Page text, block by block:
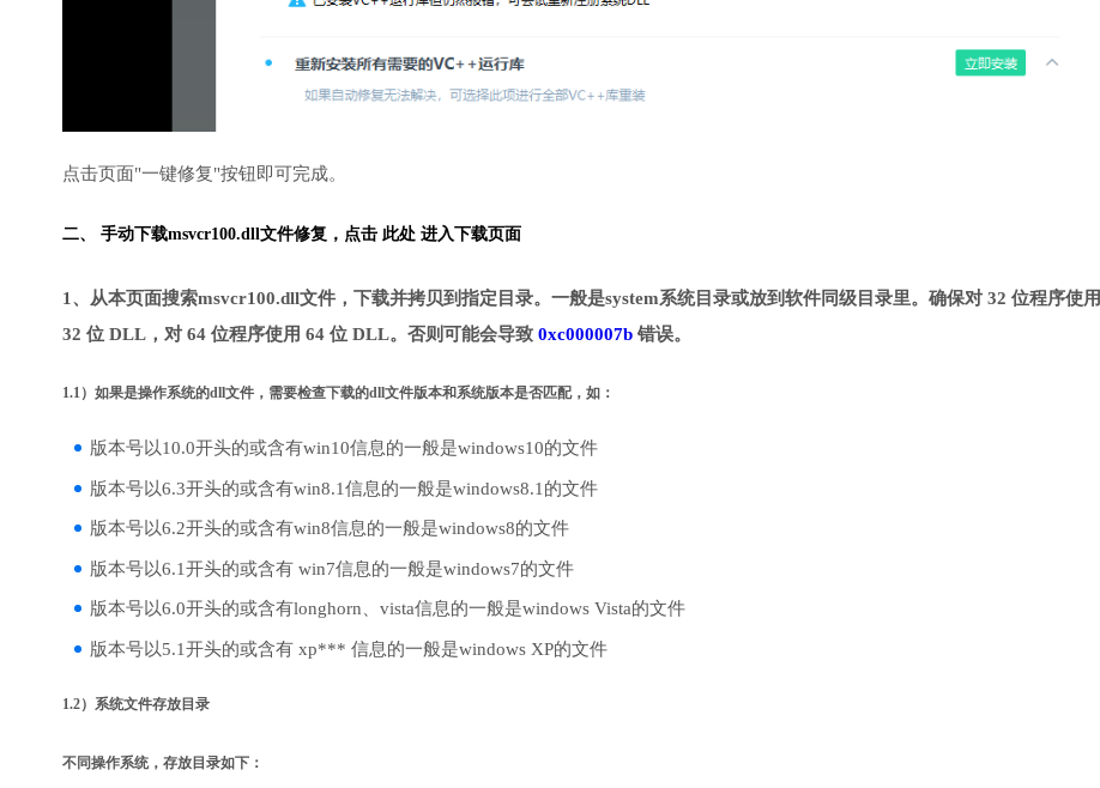
点击页面"一键修复"按钮即可完成。
二、 手动下载msvcr100.dll文件修复， 点击 此处 进入下载页面
1、从本页面搜索msvcr100.dll文件，下载并拷贝到指定目录。一般是system系统目录或放到软件同级目录里。确保对 32 位程序使用
32 位 DLL，对 64 位程序使用 64 位 DLL。否则可能会导致 0xc000007b 错误。
1.1）如果是操作系统的dll文件，需要检查下载的dll文件版本和系统版本是否匹配，如：
版本号以10.0开头的或含有win10信息的一般是windows10的文件
版本号以6.3开头的或含有win8.1信息的一般是windows8.1的文件
版本号以6.2开头的或含有win8信息的一般是windows8的文件
版本号以6.1开头的或含有 win7信息的一般是windows7的文件
版本号以6.0开头的或含有longhorn、vista信息的一般是windows Vista的文件
版本号以5.1开头的或含有 xp*** 信息的一般是windows XP的文件
1.2）系统文件存放目录
不同操作系统，存放目录如下：